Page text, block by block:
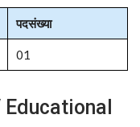
पदसंख्या
01
Educational